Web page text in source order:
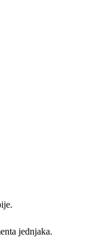
jednjaka.